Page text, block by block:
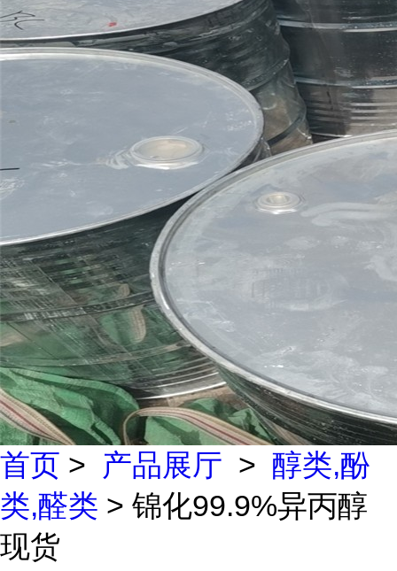
首页 > 产品展厅 > 醇类,酚
类,醛类 > 锦化99.9%异丙醇
现货